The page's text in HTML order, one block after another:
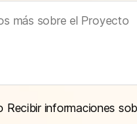
Recibir informaciones